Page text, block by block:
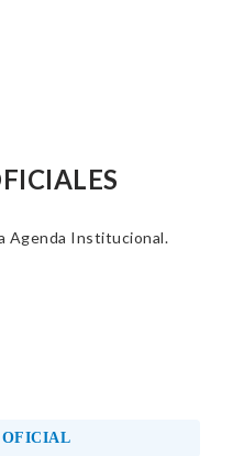
Agenda Institucional.
OFICIAL